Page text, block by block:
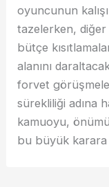
oyuncunun
tazelerken, diğer
bütçe
alanını
forvet
sürekliliği adına
kamuoyu,
bu büyük karara